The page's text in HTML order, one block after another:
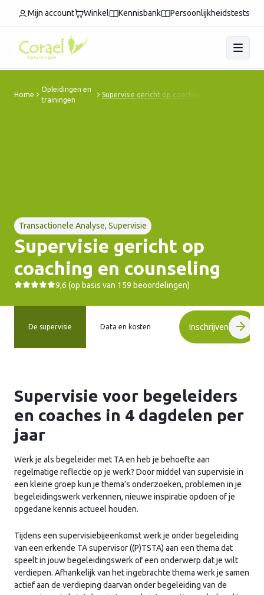
Mijn account Winkel Kennisbank Persoonlijkheidstests
Home
Opleidingen en
trainingen
Supervisie gericht op coaching en counseling
Transactionele Analyse, Supervisie
Supervisie gericht op
coaching en counseling
9,6 (op basis van 159 beoordelingen)
De supervisie Data en kosten Inschrijven
Supervisie voor begeleiders
en coaches in 4 dagdelen per
jaar
Werk je als begeleider met TA en heb je behoefte aan
regelmatige reflectie op je werk? Door middel van supervisie in
een kleine groep kun je thema’s onderzoeken, problemen in je
begeleidingswerk verkennen, nieuwe inspiratie opdoen of je
opgedane kennis actueel houden.
Tijdens een supervisiebijeenkomst werk je onder begeleiding
van een erkende TA supervisor ((P)TSTA) aan een thema dat
speelt in jouw begeleidingswerk of een onderwerp dat je wilt
verdiepen. Afhankelijk van het ingebrachte thema werk je samen
actief aan de verdieping daarvan onder begeleiding van de